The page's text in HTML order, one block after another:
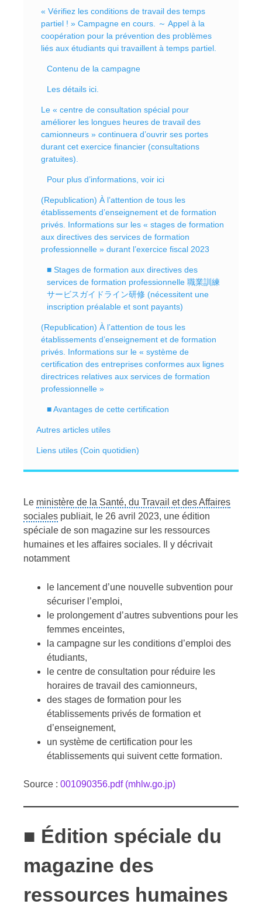
« Vérifiez les conditions de travail des temps
partiel ! » Campagne en cours. ～ Appel à la
coopération pour la prévention des problèmes
liés aux étudiants qui travaillent à temps partiel.
Contenu de la campagne
Les détails ici.
Le « centre de consultation spécial pour
améliorer les longues heures de travail des
camionneurs » continuera d’ouvrir ses portes
durant cet exercice financier (consultations
gratuites).
Pour plus d’informations, voir ici
(Republication) À l’attention de tous les
établissements d’enseignement et de formation
privés. Informations sur les « stages de formation
aux directives des services de formation
professionnelle » durant l’exercice fiscal 2023
■ Stages de formation aux directives des
services de formation professionnelle 職業訓練
サービスガイドライン研修 (nécessitent une
inscription préalable et sont payants)
(Republication) À l’attention de tous les
établissements d’enseignement et de formation
privés. Informations sur le « système de
certification des entreprises conformes aux lignes
directrices relatives aux services de formation
professionnelle »
■ Avantages de cette certification
Autres articles utiles
Liens utiles (Coin quotidien)
Le ministère de la Santé, du Travail et des Affaires
sociales publiait, le 26 avril 2023, une édition
spéciale de son magazine sur les ressources
humaines et les affaires sociales. Il y décrivait
notamment
le lancement d’une nouvelle subvention pour
sécuriser l’emploi,
le prolongement d’autres subventions pour les
femmes enceintes,
la campagne sur les conditions d’emploi des
étudiants,
le centre de consultation pour réduire les
horaires de travail des camionneurs,
des stages de formation pour les
établissements privés de formation et
d’enseignement,
un système de certification pour les
établissements qui suivent cette formation.
Source : 001090356.pdf (mhlw.go.jp)
■ Édition spéciale du
magazine des
ressources humaines